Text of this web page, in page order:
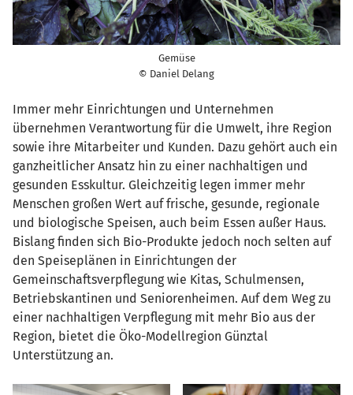
Gemüse
© Daniel Delang
Immer mehr Einrichtungen und Unternehmen
übernehmen Verantwortung für die Umwelt, ihre Region
sowie ihre Mitarbeiter und Kunden. Dazu gehört auch ein
ganzheitlicher Ansatz hin zu einer nachhaltigen und
gesunden Esskultur. Gleichzeitig legen immer mehr
Menschen großen Wert auf frische, gesunde, regionale
und biologische Speisen, auch beim Essen außer Haus.
Bislang finden sich Bio-Produkte jedoch noch selten auf
den Speiseplänen in Einrichtungen der
Gemeinschaftsverpflegung wie Kitas, Schulmensen,
Betriebskantinen und Seniorenheimen. Auf dem Weg zu
einer nachhaltigen Verpflegung mit mehr Bio aus der
Region, bietet die Öko-Modellregion Günztal
Unterstützung an.